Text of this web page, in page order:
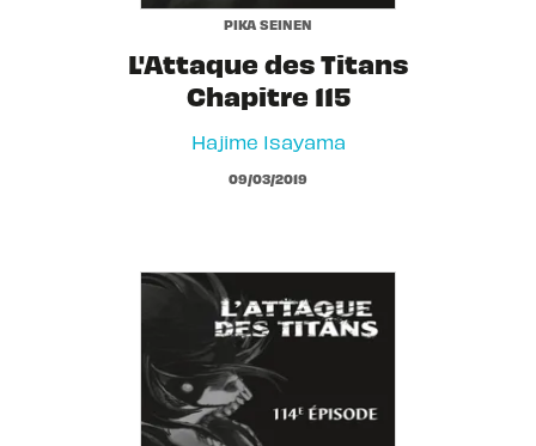
PIKA SEINEN
L'Attaque des Titans
Chapitre 115
Hajime Isayama
09/03/2019